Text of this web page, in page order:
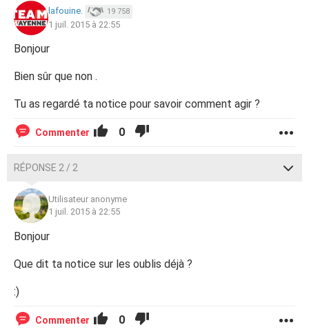
lafouine. 19 758
1 juil. 2015 à 22:55
Bonjour
Bien sûr que non .
Tu as regardé ta notice pour savoir comment agir ?
Commenter 0
RÉPONSE 2 / 2
Utilisateur anonyme
1 juil. 2015 à 22:55
Bonjour
Que dit ta notice sur les oublis déjà ?
:)
Commenter 0